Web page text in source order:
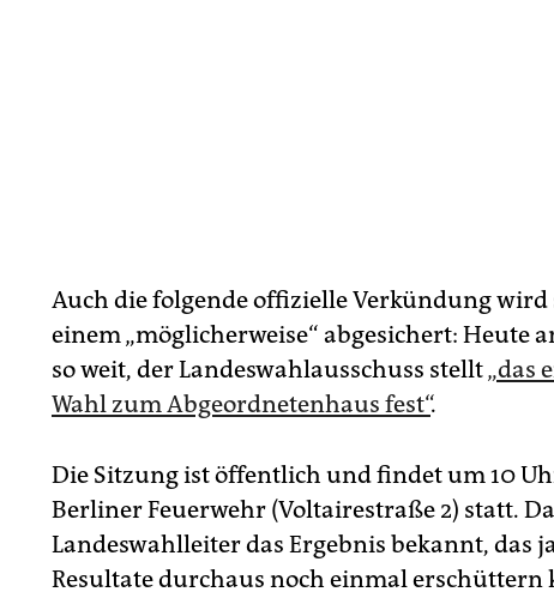
Auch die folgende offizielle Verkündung wird
einem „möglicherweise“ abgesichert: Heute
so weit, der Landeswahlausschuss stellt„das
Wahl zum Abgeordnetenhaus fest“.
Die Sitzung ist öffentlich und findet um 10
Berliner Feuerwehr (Voltairestraße 2) statt.
Landeswahlleiter das Ergebnis bekannt, das
Resultate durchaus noch einmal erschüttern